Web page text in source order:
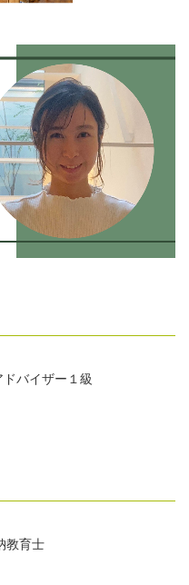
バイザー１級
教育士